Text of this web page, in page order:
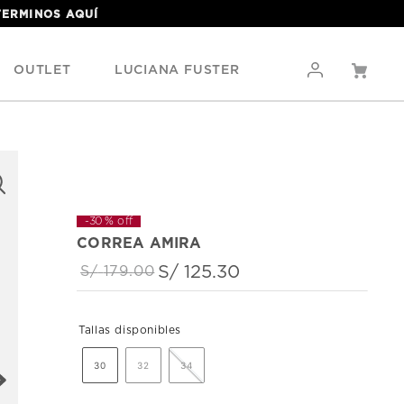
AQUÍ
OUTLET LUCIANA FUSTER
-30 % off
CORREA AMIRA
S/ 179.00 S/ 125.30
30 32 34